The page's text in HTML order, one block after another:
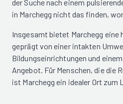
der Suche nach einem
in Marchegg nicht das finden,
Insgesamt bietet Marchegg eine
geprägt von einer intakten
Bildungseinrichtungen und
Angebot. Für Menschen, die die
ist Marchegg ein idealer Ort zum